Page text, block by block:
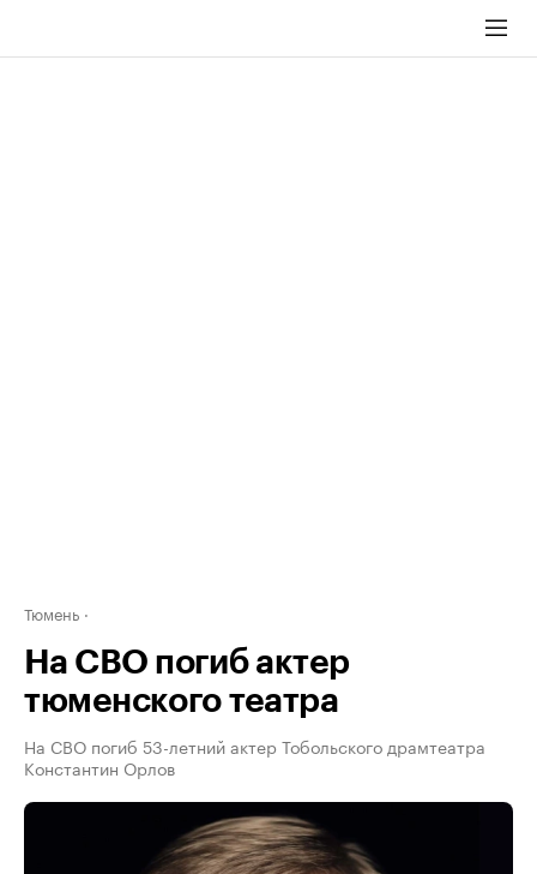
Тюмень
На СВО погиб актер
тюменского театра
На СВО погиб 53-летний актер Тобольского драмтеатра
Константин Орлов